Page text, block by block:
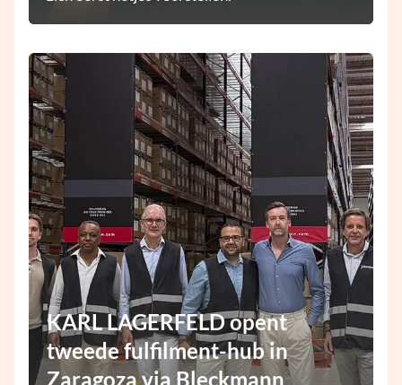
KARL LAGERFELD opent
tweede fulfilment-hub in
Zaragoza via Bleckmann